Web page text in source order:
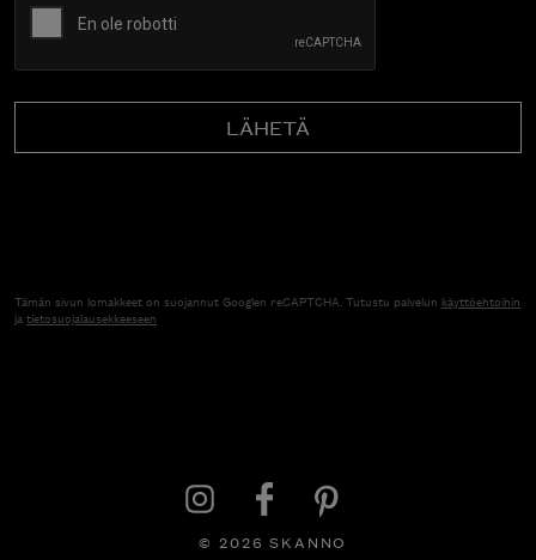
Tämän sivun lomakkeet on suojannut Googlen reCAPTCHA. Tutustu palvelun käyttöehtoihin
jatietosuojalausekkeeseen
© 2026 SKANNO